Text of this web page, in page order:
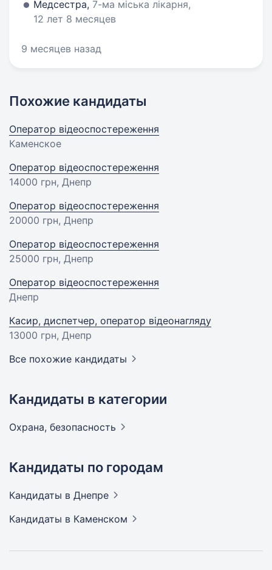
Медсестра, 7-ма міська лікарня,
12 лет 8 месяцев
9 месяцев назад
Похожие кандидаты
Оператор відеоспостереження
Каменское
Оператор відеоспостереження
14000 грн, Днепр
Оператор відеоспостереження
20000 грн, Днепр
Оператор відеоспостереження
25000 грн, Днепр
Оператор відеоспостереження
Днепр
Касир, диспетчер, оператор відеонагляду
13000 грн, Днепр
Все похожие кандидаты
Кандидаты в категории
Охрана, безопасность
Кандидаты по городам
Кандидаты в Днепре
Кандидаты в Каменском